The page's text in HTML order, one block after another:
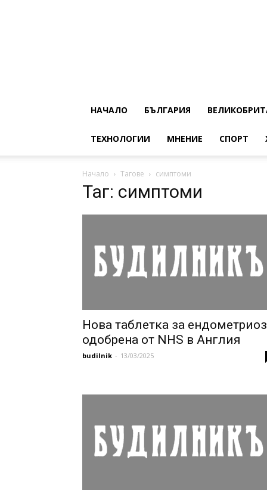
НАЧАЛО БЪЛГАРИЯ
ТЕХНОЛОГИИ МНЕНИЕ СПОРТ
Начало Тагове симптоми
Таг: симптоми
Нова таблетка за
одобрена от NHS в Англия
budilnik - 13/03/2025